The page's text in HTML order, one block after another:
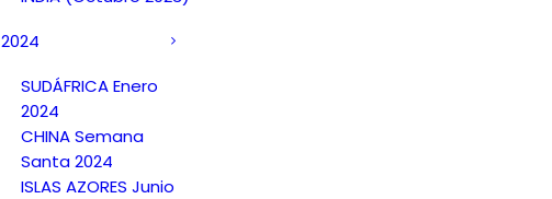
2024
SUDÁFRICA Enero
2024
CHINA Semana
Santa 2024
ISLAS AZORES Junio